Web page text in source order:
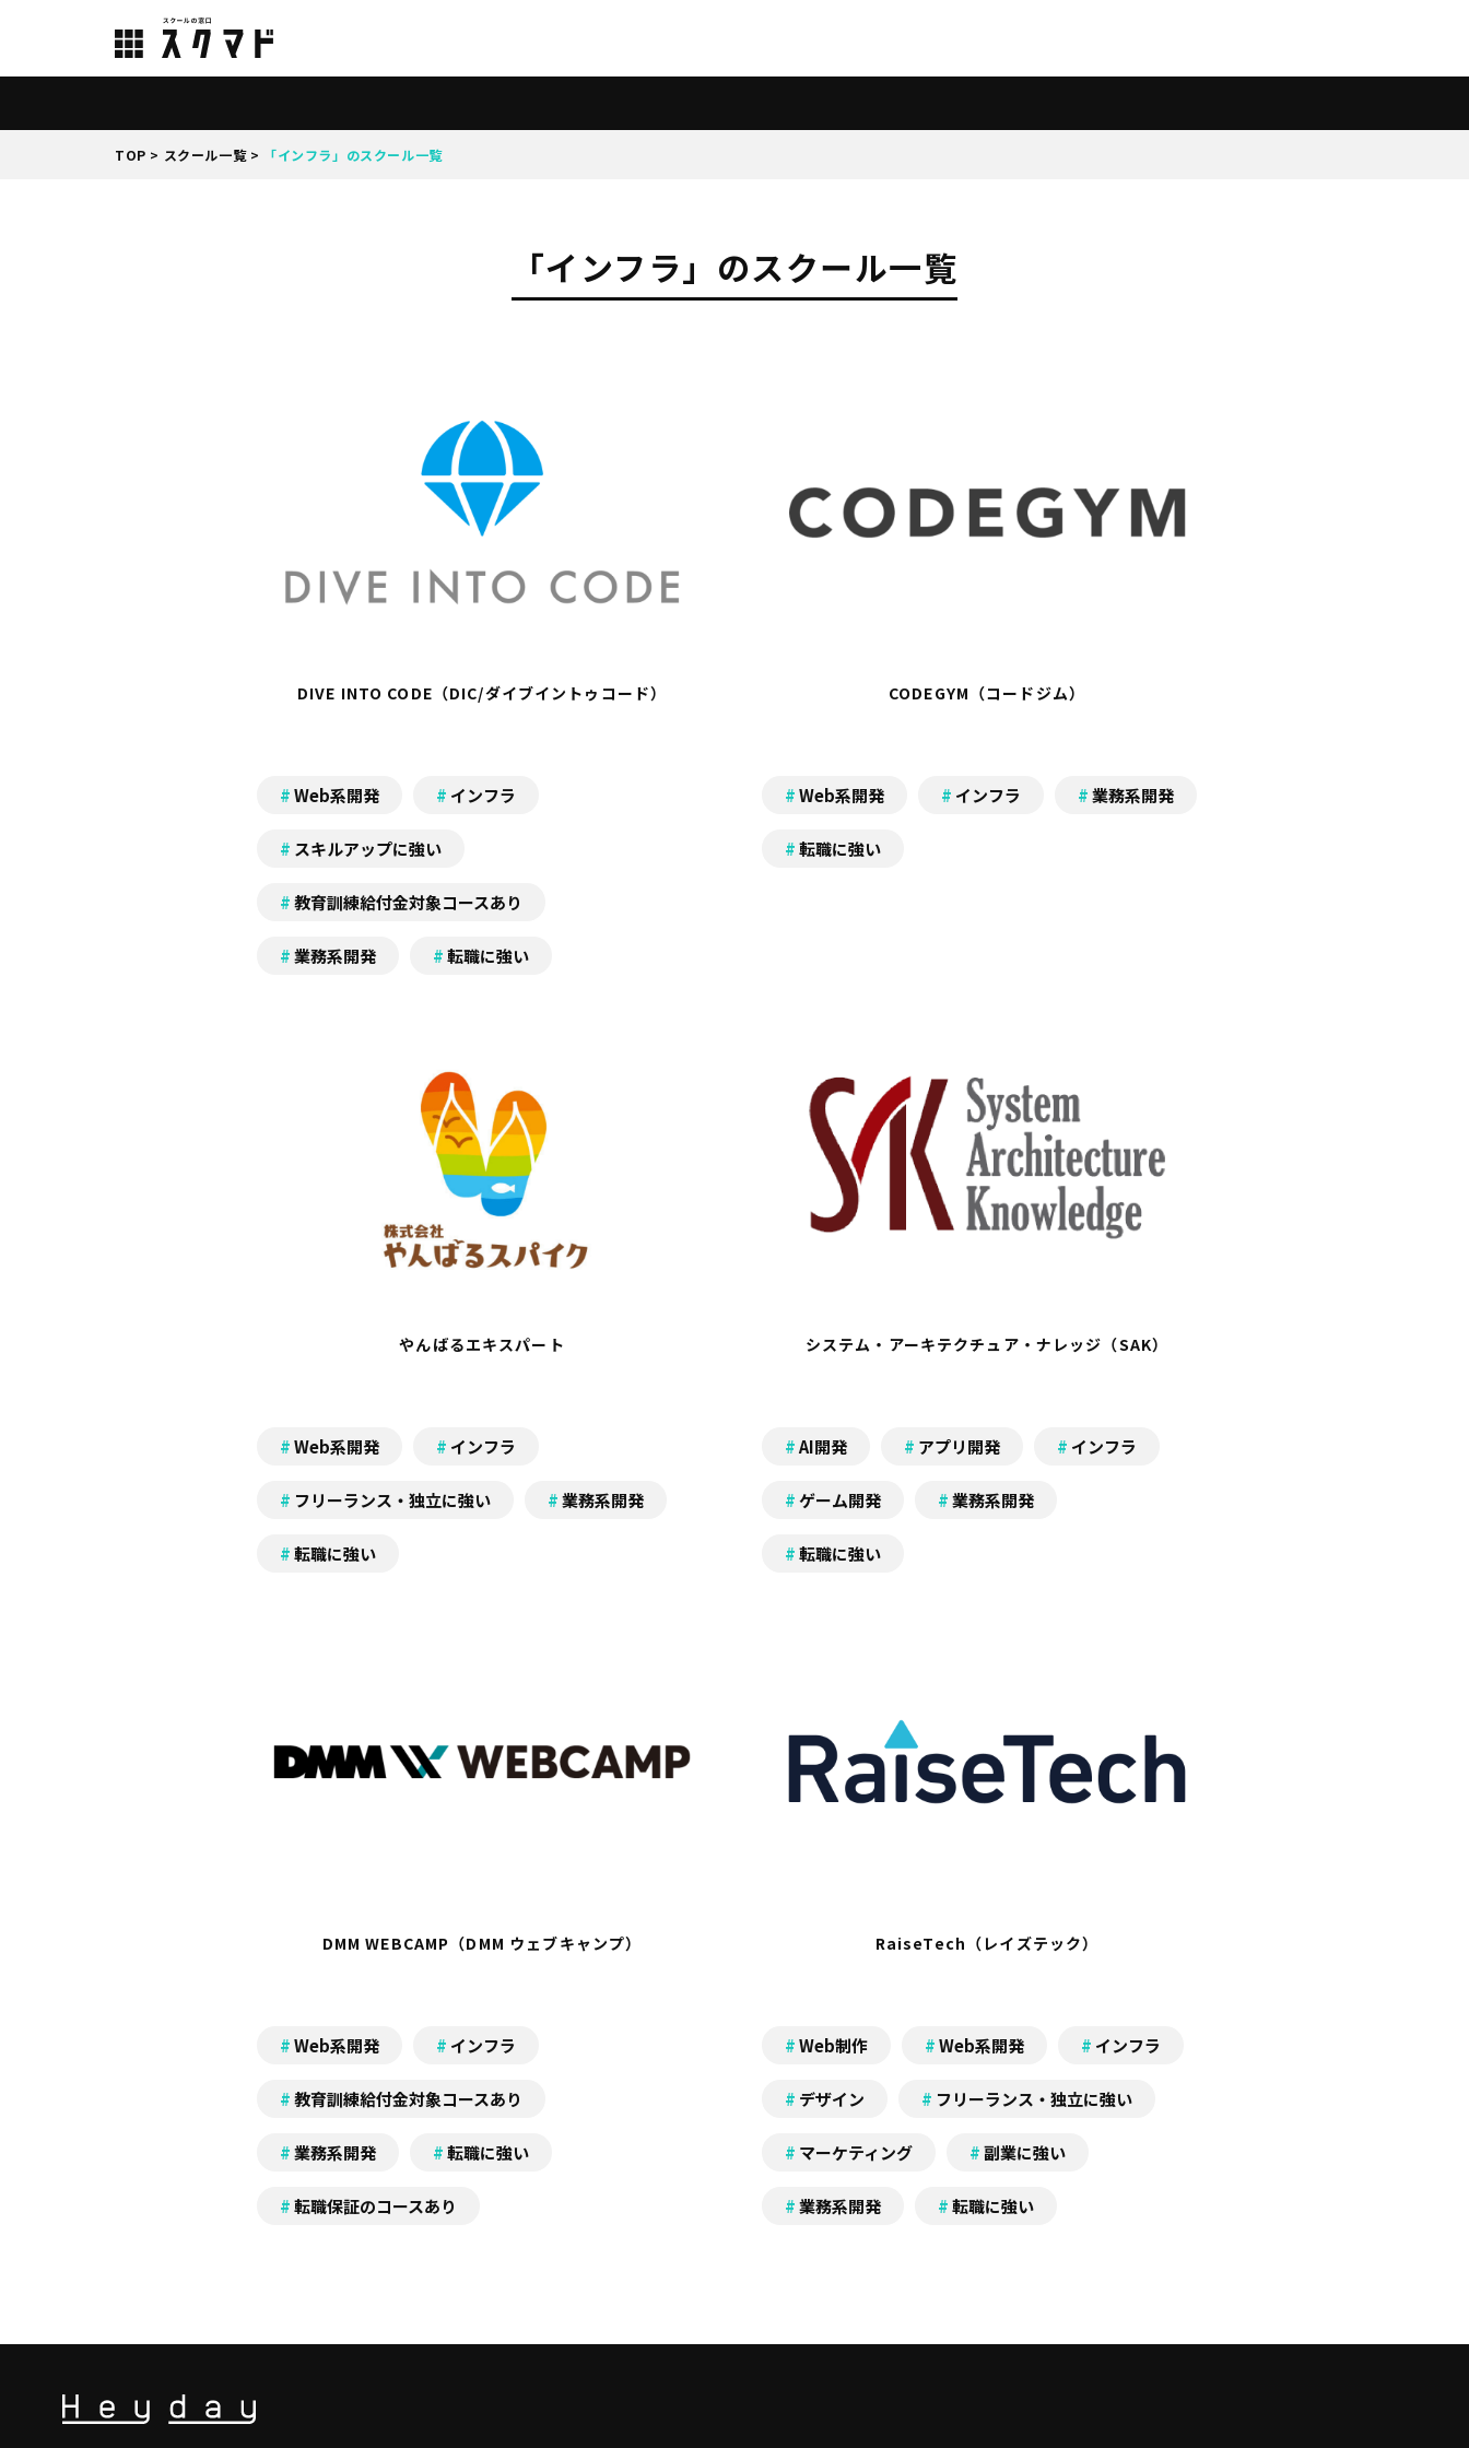
TOP > スクール一覧> 「インフラ」のスクール一覧
「インフラ」のスクール一覧
DIVE INTO CODE（DIC/ダイブイントゥコード）
Web系開発 インフラ
スキルアップに強い
教育訓練給付金対象コースあり
業務系開発 転職に強い
CODEGYM（コードジム）
Web系開発 インフラ 業務系開発
転職に強い
やんばるエキスパート
Web系開発 インフラ
フリーランス・独立に強い 業務系開発
転職に強い
システム・アーキテクチュア・ナレッジ（SAK）
AI開発 アプリ開発 インフラ
ゲーム開発 業務系開発
転職に強い
DMM WEBCAMP（DMM ウェブキャンプ）
Web系開発 インフラ
教育訓練給付金対象コースあり
業務系開発 転職に強い
転職保証のコースあり
RaiseTech（レイズテック）
Web制作 Web系開発 インフラ
デザイン フリーランス・独立に強い
マーケティング 副業に強い
業務系開発 転職に強い